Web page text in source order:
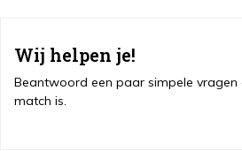
Wij helpen je!
Beantwoord een paar simpele
match is.